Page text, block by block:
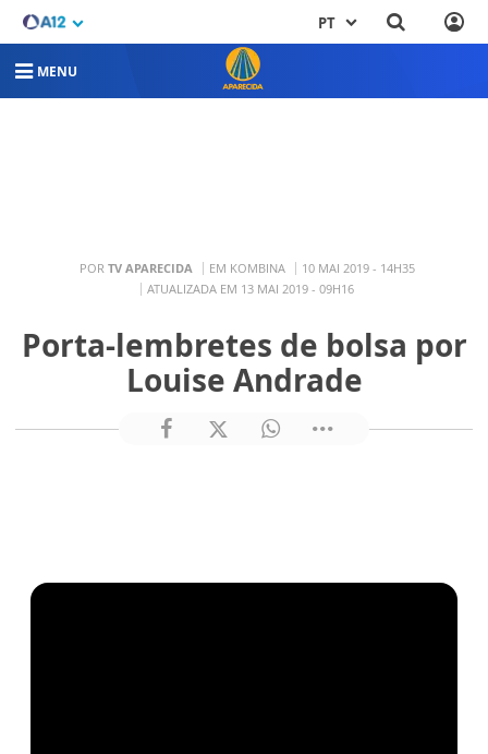
PT
MENU
POR TV APARECIDA EM KOMBINA
10 MAI 2019 - 14H35
ATUALIZADA EM 13 MAI 2019 - 09H16
Porta-lembretes de bolsa por
Louise Andrade